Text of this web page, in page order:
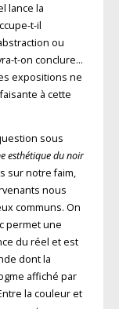
lance la
t-il
ou
t-on conclure…
expositions ne
à cette
sous
esthétique du noir
sur notre faim,
nous
communs. On
permet une
du réel et est
dont la
affiché par
la couleur et